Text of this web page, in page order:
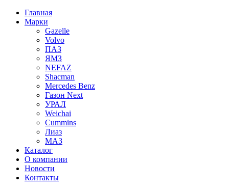
Главная
Марки
Gazelle
Volvo
ПАЗ
ЯМЗ
NEFAZ
Shacman
Mercedes Benz
Газон Next
УРАЛ
Weichai
Cummins
Лиаз
МАЗ
Каталог
О компании
Новости
Контакты